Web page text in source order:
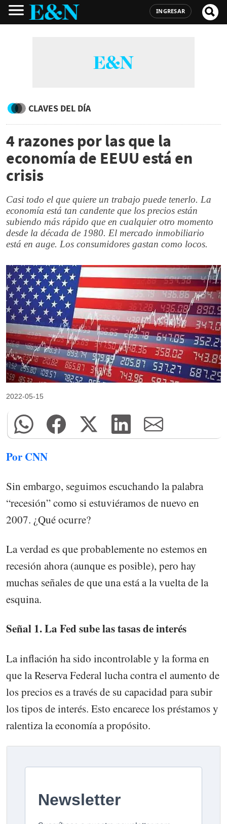
INGRESAR
CLAVES DEL DÍA
4 razones por las que la
economía de EEUU está en
crisis
Casi todo el que quiere un trabajo puede tenerlo. La
economía está tan candente que los precios están
subiendo más rápido que en cualquier otro momento
desde la década de 1980. El mercado inmobiliario
está en auge. Los consumidores gastan como locos.
2022-05-15
Por CNN
Sin embargo, seguimos escuchando la palabra
“recesión” como si estuviéramos de nuevo en
2007. ¿Qué ocurre?
La verdad es que probablemente no estemos en
recesión ahora (aunque es posible), pero hay
muchas señales de que una está a la vuelta de la
esquina.
Señal 1. La Fed sube las tasas de interés
La inflación ha sido incontrolable y la forma en
que la Reserva Federal lucha contra el aumento de
los precios es a través de su capacidad para subir
los tipos de interés. Esto encarece los préstamos y
ralentiza la economía a propósito.